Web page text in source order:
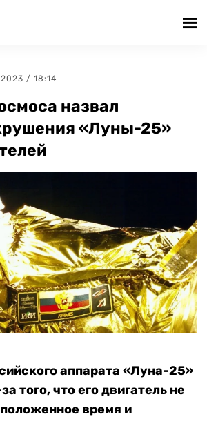
/ 18:14
назвал
«Луны-25»
аппарата «Луна-25»
того, что его двигатель не
время и